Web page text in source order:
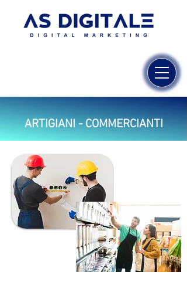
ARTIGIANI - COMMERCIANTI